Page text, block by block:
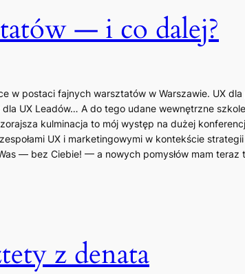
— i co dalej?
w postaci fajnych warsztatów w Warszawie. UX
UX Leadów… A do tego udane wewnętrzne
kulminacja to mój występ na dużej
UX i marketingowymi w kontekście
— bez Ciebie! — a nowych pomysłów mam teraz
z denata